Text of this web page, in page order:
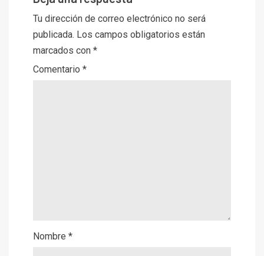
Tu dirección de correo electrónico no será
publicada. Los campos obligatorios están
marcados con *
Comentario *
Nombre *